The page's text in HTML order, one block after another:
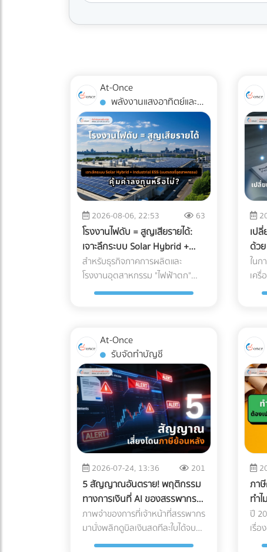
At-Once
กังหันลม
2026-08-06, 22:53 63
โรงงานไฟดับ = สูญเสียรายได้:
เจาะลึกระบบ Solar Hybrid +
Industrial ESS (แบตเตอรี่
อุตสาหกรรม) คุ้มทุนหรือไม่ในปี
2026?
สำหรับธุรกิจภาคการผลิตและ
โรงงานอุตสาหกรรม "ไฟฟ้าตก"
หรือ "ไฟฟ้าดับ" แม้เพียงแค่ 15 นาที
ตั้งแต่หลักแสนไปจนถึงหลักล้านบาท
ในอดีต การติดตั้งโซลาร์เซลล์ระบบ
On-Grid เพื่อลดค่าไฟคือทางเลือก
ยอดนิยม แต่จุดอ่อนที่สำคัญคือ
เมื่อไฟจากการไฟฟ้าดับ ระบบ On-
Grid ก็ต้องหยุดทำงานไปด้วย เพื่อ
ความปลอดภัยของช่างไฟที่กำลัง
ซ่อมแซมสายไฟอยู่ด้านนอก ทำให้
(Generator) ที่ใช้น้ำมันดีเซลซึ่งมี
ต้นทุนสูงและปล่อยมลพิษอีกด้วย
แต่ในปี 2026 เทคโนโลยี Industrial
ESS (Energy Storage System)
หรือแบตเตอรี่อุตสาหกรรม ได้เข้ามา
ปฏิวัติวงการ การผสานระบบ Solar
เป
ด้ว
ในก
เค
อ
ด้วยวิดีโอ
อย่
แล้ว
องค์
ก
ดิจิทั
การ
เวล
แต่
เพีย
ส
At-Once
รับจัดทำบัญชี
2026-07-24, 13:36 201
5 สัญญาณอันตราย! พฤติกรรม
ทางการเงินที่ AI ของสรรพากร
เพ่งเล็งในปี 2026
ภาพจำของการที่เจ้าหน้าที่สรรพากร
มานั่งพลิกดูบิลเงินสดทีละใบได้จบ
ลงแล้ว ในปี 2026 กรมสรรพากรใช้
ภา
ทำ
เป
Ink)
ปี
เรื่